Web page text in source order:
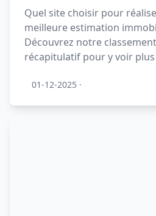
Quel site choisir pour
meilleure estimation
Découvrez notre
récapitulatif pour y voir plus
01-12-2025 ·